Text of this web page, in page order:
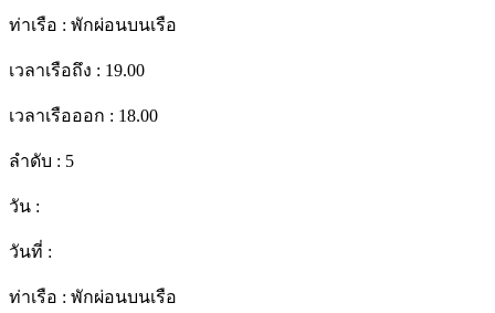
ท่าเรือ : พักผ่อนบนเรือ
เวลาเรือถึง : 19.00
เวลาเรือออก : 18.00
ลำดับ : 5
วัน :
วันที่ :
ท่าเรือ : พักผ่อนบนเรือ